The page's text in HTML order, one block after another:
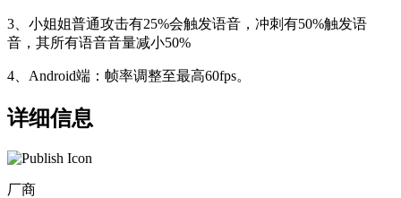
3、小姐姐普通攻击有25%会触发语音，冲刺有50%触发语
音，其所有语音音量减小50%
4、Android端：帧率调整至最高60fps。
详细信息
厂商